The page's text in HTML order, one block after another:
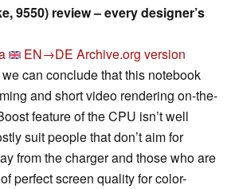
9550) review – every designer’s
EN→DE Archive.org version
can conclude that this notebook
and short video rendering on-the-
feature of the CPU isn’t well
suit people that don’t aim for
from the charger and those who are
perfect screen quality for color-